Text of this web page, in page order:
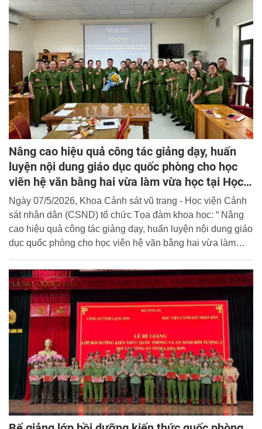
trật tự - Lý luận và thực tiễn”.
Nâng cao hiệu quả công tác giảng dạy, huấn
luyện nội dung giáo dục quốc phòng cho học
viên hệ văn bằng hai vừa làm vừa học tại Học
viện Cảnh sát nhân dân
Ngày 07/5/2026, Khoa Cảnh sát vũ trang - Học viện Cảnh
sát nhân dân (CSND) tổ chức Tọa đàm khoa học: “ Nâng
cao hiệu quả công tác giảng dạy, huấn luyện nội dung giáo
dục quốc phòng cho học viên hệ văn bằng hai vừa làm